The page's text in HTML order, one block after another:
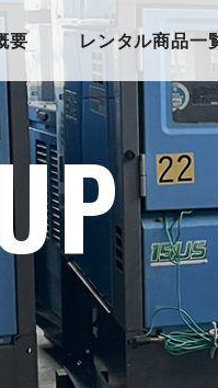
要 レンタル商品一